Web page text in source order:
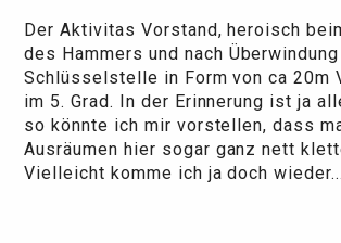
Der Aktivitas Vorstand, heroisch
des Hammers und nach
Schlüsselstelle in Form von ca 20m
im 5. Grad. In der Erinnerung ist ja
so könnte ich mir vorstellen, dass
Ausräumen hier sogar ganz nett
Vielleicht komme ich ja doch wieder...